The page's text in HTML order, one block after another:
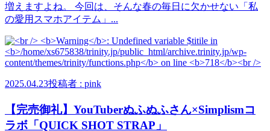
増えますよね。 今回は、そんな春の毎日に欠かせない「私
の愛用スマホアイテム」...
2025.04.23投稿者 : pink
【完売御礼】YouTuberぬふぬふさん×Simplismコ
ラボ「QUICK SHOT STRAP」